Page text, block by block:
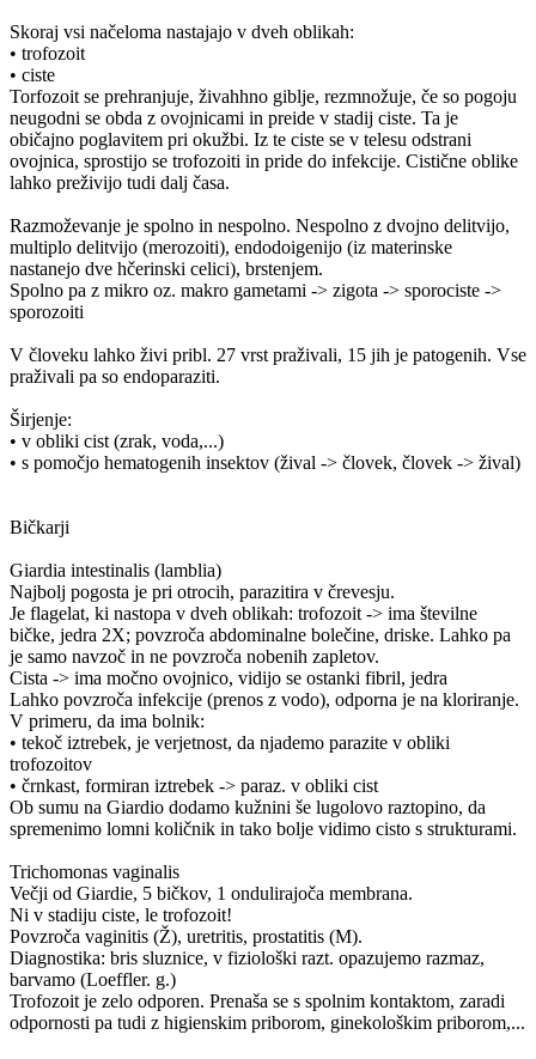
Skoraj vsi načeloma nastajajo v dveh oblikah:
• trofozoit
• ciste
Torfozoit se prehranjuje, živahhno giblje, rezmnožuje, če so pogoju
neugodni se obda z ovojnicami in preide v stadij ciste. Ta je
običajno poglavitem pri okužbi. Iz te ciste se v telesu odstrani
ovojnica, sprostijo se trofozoiti in pride do infekcije. Cistične oblike
lahko preživijo tudi dalj časa.
Razmoževanje je spolno in nespolno. Nespolno z dvojno delitvijo,
multiplo delitvijo (merozoiti), endodoigenijo (iz materinske
nastanejo dve hčerinski celici), brstenjem.
Spolno pa z mikro oz. makro gametami -> zigota -> sporociste ->
sporozoiti
V človeku lahko živi pribl. 27 vrst praživali, 15 jih je patogenih. Vse
praživali pa so endoparaziti.
Širjenje:
• v obliki cist (zrak, voda,...)
• s pomočjo hematogenih insektov (žival -> človek, človek -> žival)
Bičkarji
Giardia intestinalis (lamblia)
Najbolj pogosta je pri otrocih, parazitira v črevesju.
Je flagelat, ki nastopa v dveh oblikah: trofozoit -> ima številne
bičke, jedra 2X; povzroča abdominalne bolečine, driske. Lahko pa
je samo navzoč in ne povzroča nobenih zapletov.
Cista -> ima močno ovojnico, vidijo se ostanki fibril, jedra
Lahko povzroča infekcije (prenos z vodo), odporna je na kloriranje.
V primeru, da ima bolnik:
• tekoč iztrebek, je verjetnost, da njademo parazite v obliki
trofozoitov
• črnkast, formiran iztrebek -> paraz. v obliki cist
Ob sumu na Giardio dodamo kužnini še lugolovo raztopino, da
spremenimo lomni količnik in tako bolje vidimo cisto s strukturami.
Trichomonas vaginalis
Večji od Giardie, 5 bičkov, 1 ondulirajoča membrana.
Ni v stadiju ciste, le trofozoit!
Povzroča vaginitis (Ž), uretritis, prostatitis (M).
Diagnostika: bris sluznice, v fiziološki razt. opazujemo razmaz,
barvamo (Loeffler. g.)
Trofozoit je zelo odporen. Prenaša se s spolnim kontaktom, zaradi
odpornosti pa tudi z higienskim priborom, ginekološkim priborom,...